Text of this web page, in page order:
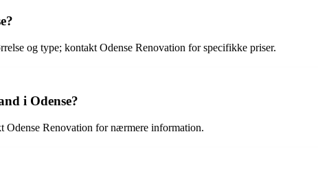
og type; kontakt Odense Renovation for specifikke priser.
i Odense?
Odense Renovation for nærmere information.